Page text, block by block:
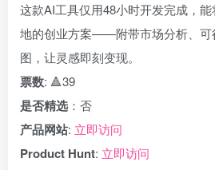
这款AI工具仅用48小时开发完成，
地的创业方案——附带市场分析、可
图，让灵感即刻变现。
票数: 🔺39
是否精选 ：否
产品网站: 立即访问
Product Hunt: 立即访问